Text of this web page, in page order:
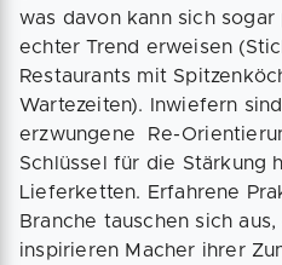
was davon kann sich
echter Trend erweisen
Restaurants mit
Wartezeiten). Inwiefern
erzwungene Re-
Schlüssel für die Stärkung
Lieferketten. Erfahrene
Branche tauschen sich
inspirieren Macher ihrer